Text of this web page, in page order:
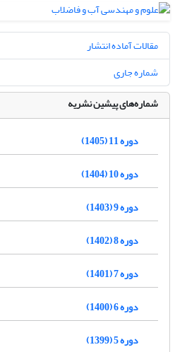
مقالات آماده انتشار
شماره جاری
شماره‌های پیشین نشریه
دوره 11 (1405)
دوره 10 (1404)
دوره 9 (1403)
دوره 8 (1402)
دوره 7 (1401)
دوره 6 (1400)
دوره 5 (1399)